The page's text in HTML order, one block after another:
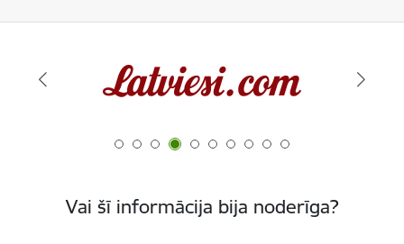
Vai šī informācija bija noderīga?